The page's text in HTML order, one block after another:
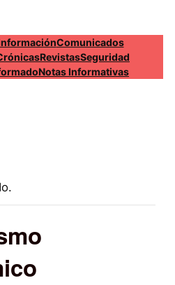
Comunicados
RevistasSeguridad
Notas Informativas